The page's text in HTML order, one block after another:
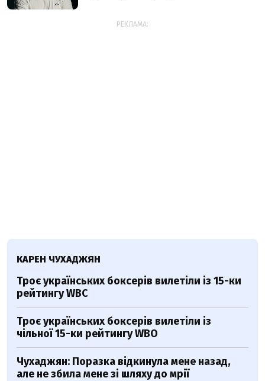
РЕКЛАМА:
КАРЕН ЧУХАДЖЯН
Троє українських боксерів вилетіли із 15-ки
рейтингу WBC
Троє українських боксерів вилетіли із
чільної 15-ки рейтингу WBO
Чухаджян: Поразка відкинула мене назад,
але не збила мене зі шляху до мрії